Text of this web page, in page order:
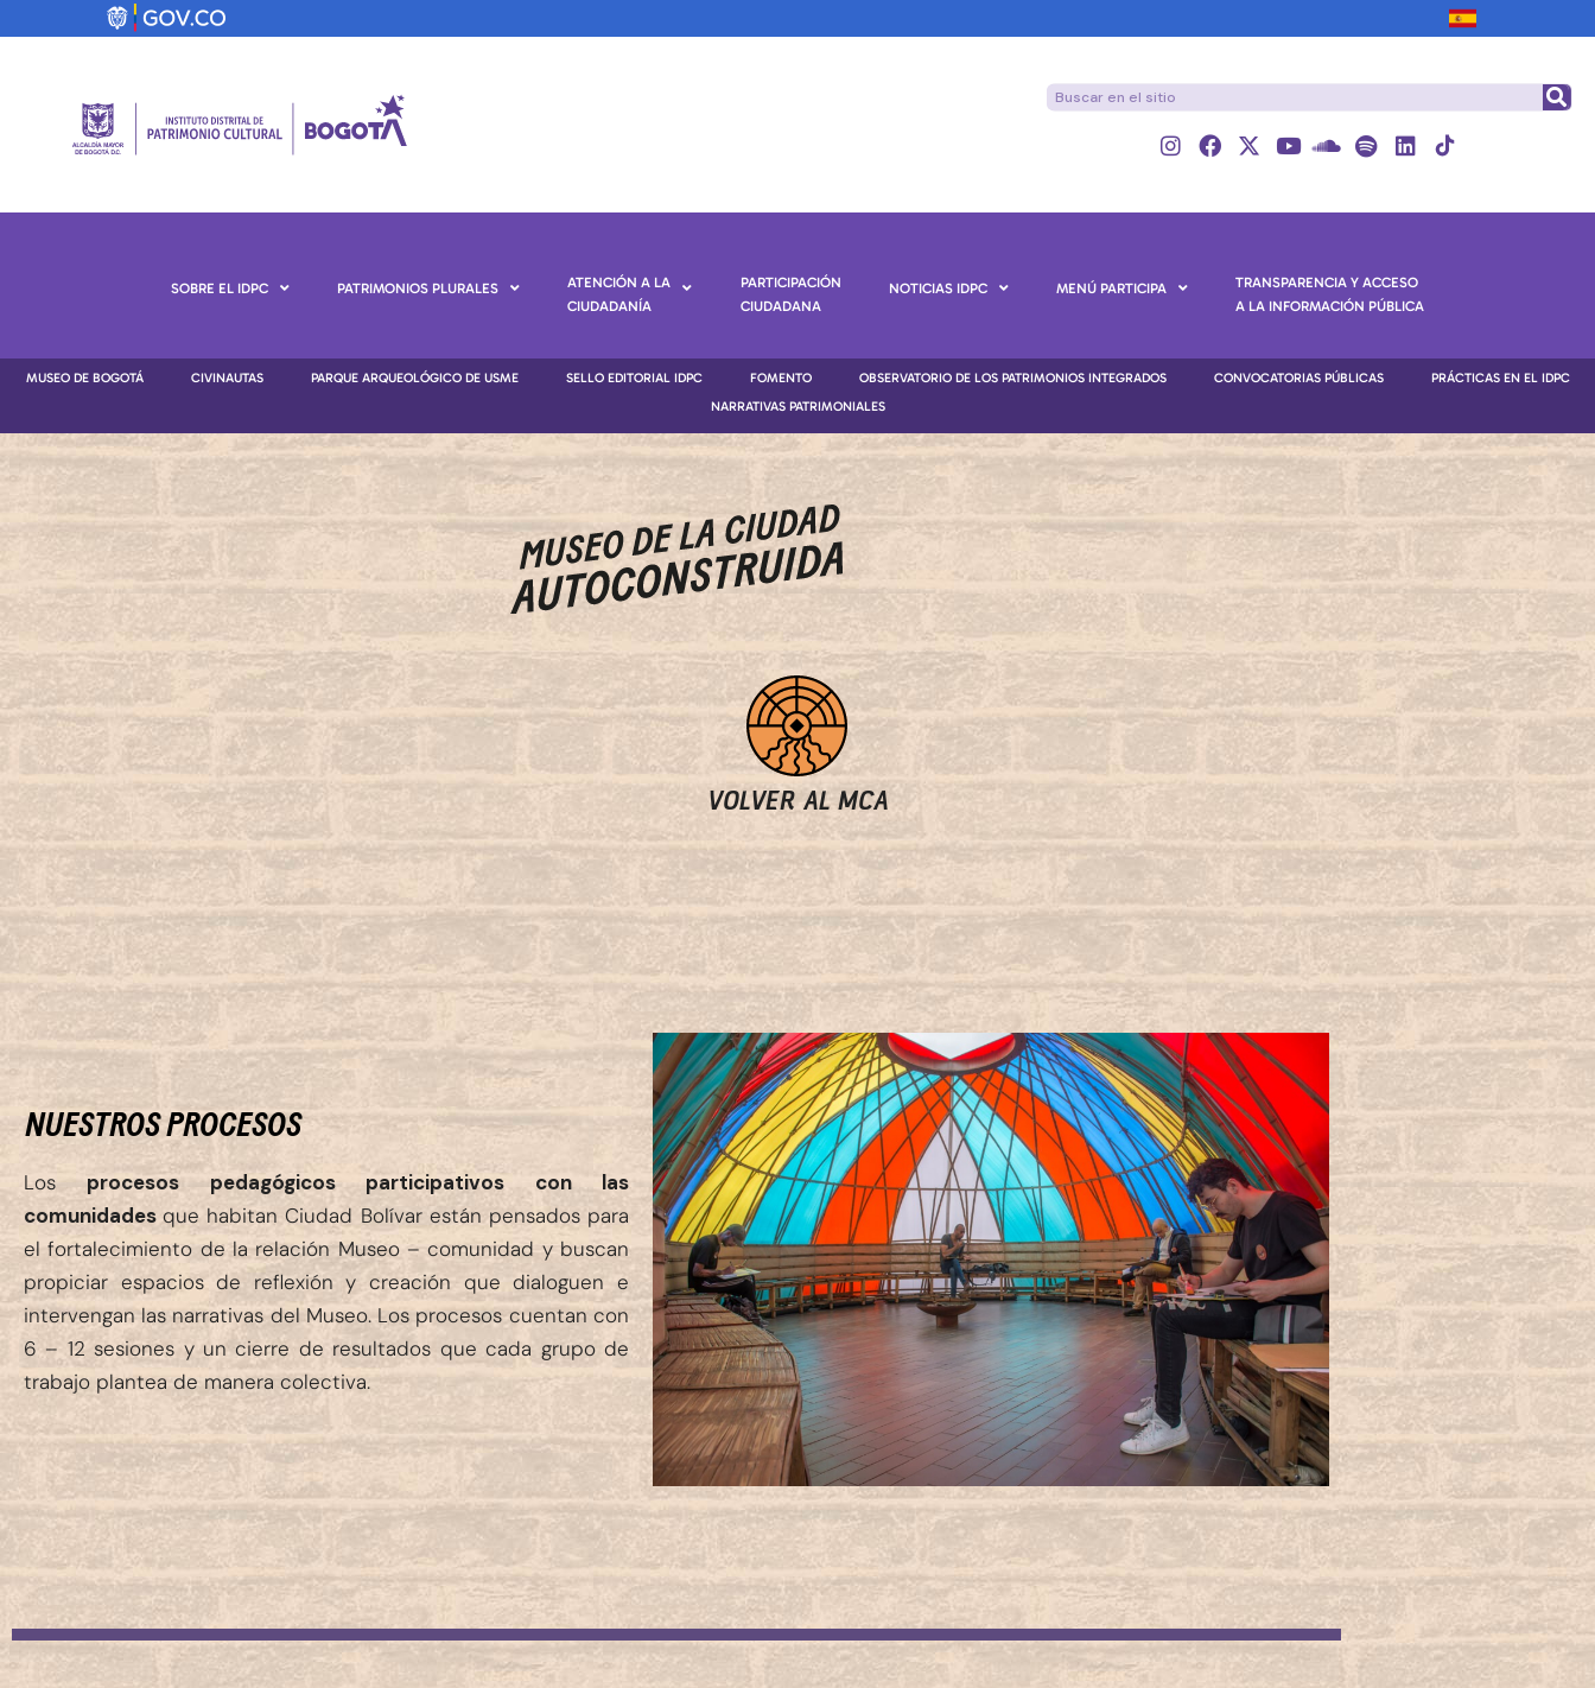
SOBRE EL IDPC PATRIMONIOS PLURALES
ATENCIÓN A LA
CIUDADANÍA
PARTICIPACIÓN
CIUDADANA
NOTICIAS IDPC MENÚ PARTICIPA
TRANSPARENCIA Y ACCESO
A LA INFORMACIÓN PÚBLICA
MUSEO DE BOGOTÁ CIVINAUTAS PARQUE ARQUEOLÓGICO DE USME SELLO EDITORIAL IDPC FOMENTO OBSERVATORIO DE LOS PATRIMONIOS INTEGRADOS CONVOCATORIAS PÚBLICAS
PRÁCTICAS EN EL IDPC
NARRATIVAS PATRIMONIALES
VOLVER AL MCA
NUESTROS PROCESOS
Losprocesos pedagógicos participativos con las
comunidadesque habitan Ciudad Bolívar están pensados para
el fortalecimiento de la relación Museo – comunidad y buscan
propiciar espacios de reflexión y creación que dialoguen e
intervengan las narrativas del Museo. Los procesos cuentan con
6 – 12 sesiones y un cierre de resultados que cada grupo de
trabajo plantea de manera colectiva.